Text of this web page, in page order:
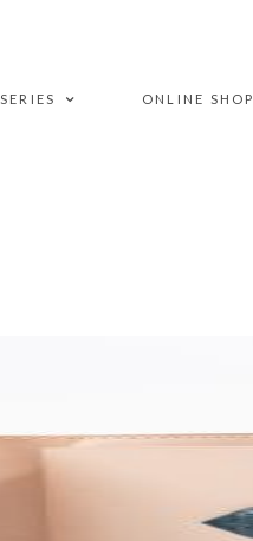
SERIES ONLINE SHOP